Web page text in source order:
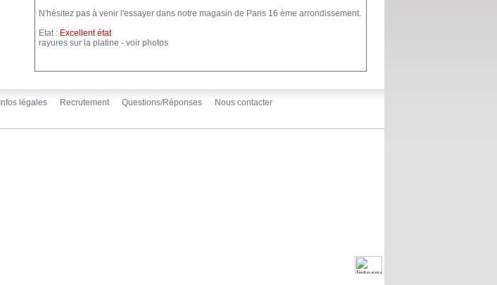
N'hésitez pas à venir l'essayer dans notre magasin de Paris 16 ème arrondissement.
Etat : Excellent état
rayures sur la platine - voir photos
Infos légales Recrutement Questions/Réponses Nous contacter